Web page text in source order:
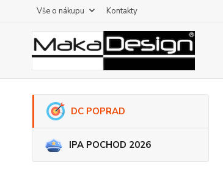
Vše o nákupu Kontakty
DC POPRAD
IPA POCHOD 2026